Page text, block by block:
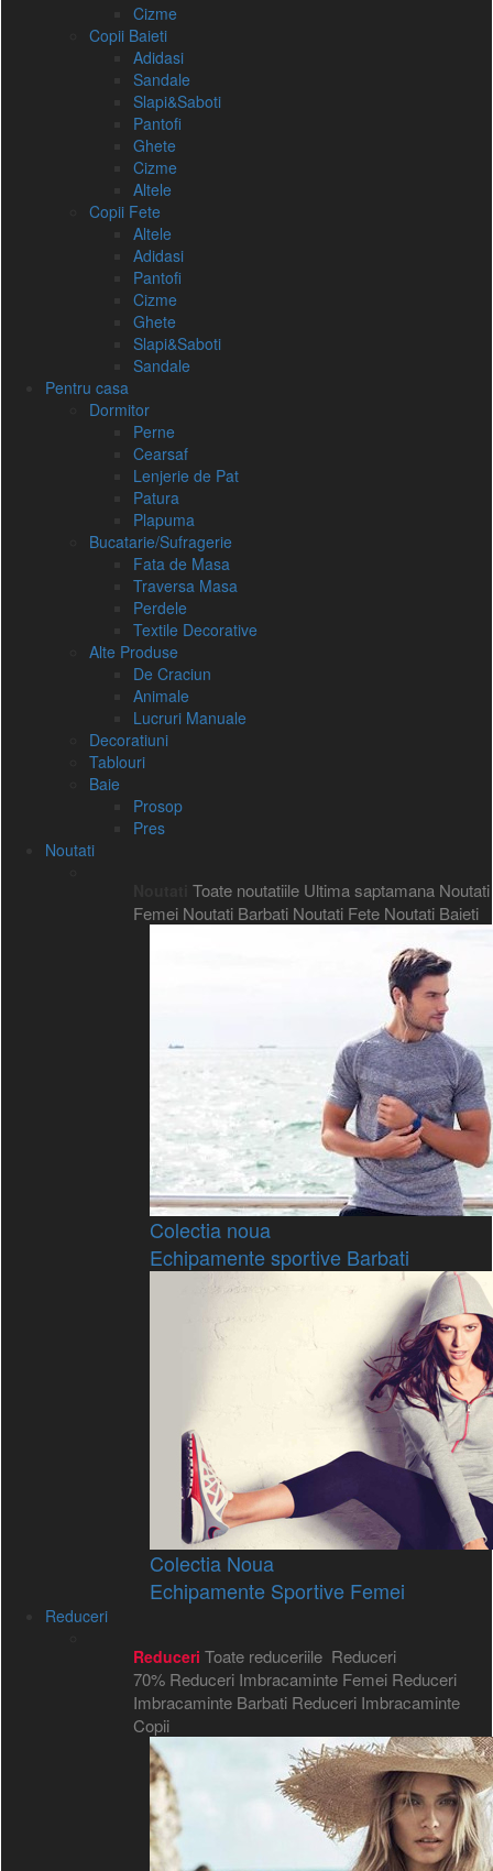
Cizme
Copii Baieti
Adidasi
Sandale
Slapi&Saboti
Pantofi
Ghete
Cizme
Altele
Copii Fete
Altele
Adidasi
Pantofi
Cizme
Ghete
Slapi&Saboti
Sandale
Pentru casa
Dormitor
Perne
Cearsaf
Lenjerie de Pat
Patura
Plapuma
Bucatarie/Sufragerie
Fata de Masa
Traversa Masa
Perdele
Textile Decorative
Alte Produse
De Craciun
Animale
Lucruri Manuale
Decoratiuni
Tablouri
Baie
Prosop
Pres
Noutati
Toate noutatiile Ultima saptamana Noutati
Femei Noutati Barbati Noutati Fete Noutati Baieti
Colectia noua
Echipamente sportive Barbati
Colectia Noua
Echipamente Sportive Femei
Reduceri
Reduceri Toate reduceriile Reduceri
70% Reduceri Imbracaminte Femei Reduceri
Imbracaminte Barbati Reduceri Imbracaminte
Copii